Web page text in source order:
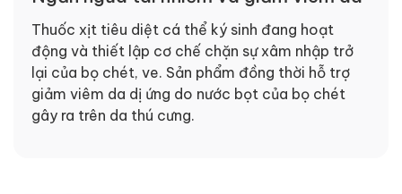
Thuốc xịt tiêu diệt cá thể ký sinh đang hoạt
động và thiết lập cơ chế chặn sự xâm nhập trở
lại của bọ chét, ve. Sản phẩm đồng thời hỗ trợ
giảm viêm da dị ứng do nước bọt của bọ chét
gây ra trên da thú cưng.